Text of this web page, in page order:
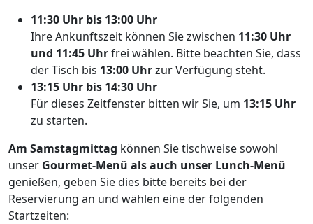
11:30 Uhr bis 13:00 Uhr
Ihre Ankunftszeit können Sie zwischen 11:30 Uhr
und 11:45 Uhrfrei wählen. Bitte beachten Sie, dass
der Tisch bis 13:00 Uhrzur Verfügung steht.
13:15 Uhr bis 14:30 Uhr
Für dieses Zeitfenster bitten wir Sie, um 13:15 Uhr
zu starten.
Am Samstagmittag können Sie tischweise sowohl
unser Gourmet-Menü als auch unser Lunch-Menü
genießen, geben Sie dies bitte bereits bei der
Reservierung an und wählen eine der folgenden
Startzeiten: